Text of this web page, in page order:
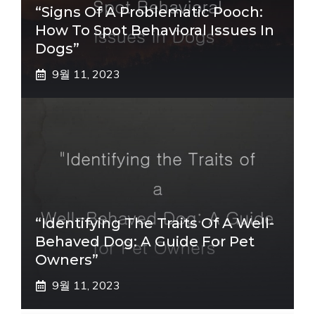
“Signs Of A Problematic Pooch:
How To Spot Behavioral Issues In
Dogs”
9월 11, 2023
“Identifying The Traits Of A Well-
Behaved Dog: A Guide For Pet
Owners”
9월 11, 2023